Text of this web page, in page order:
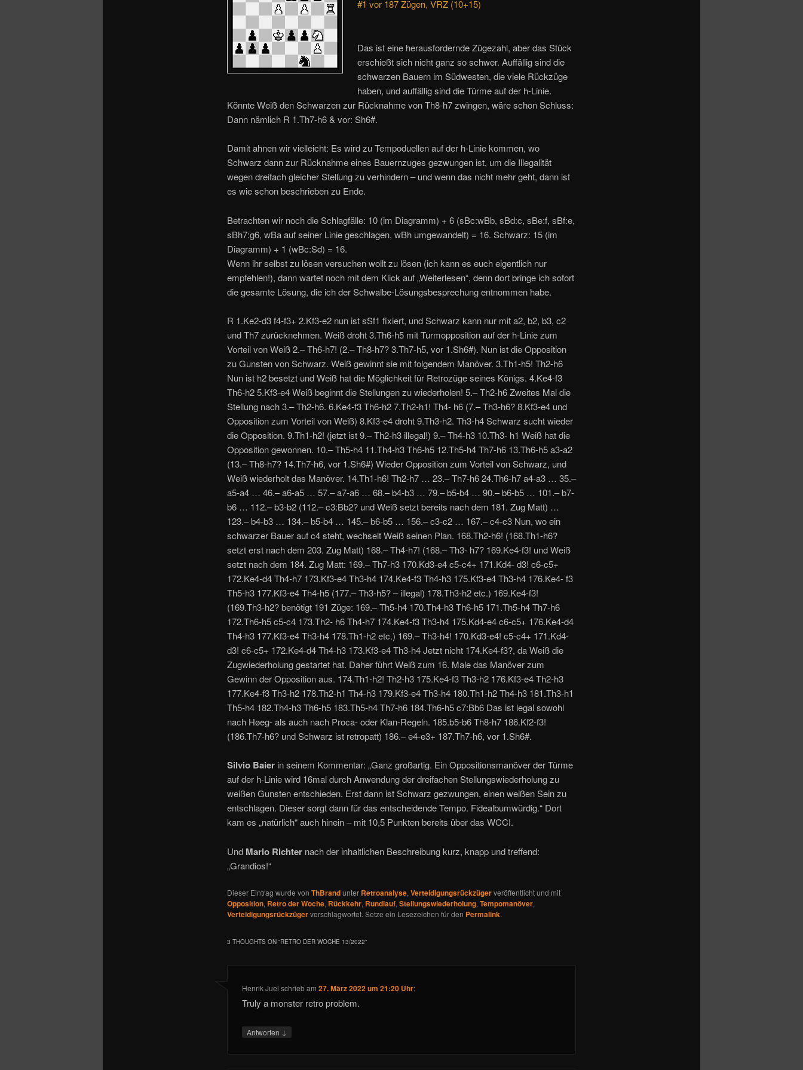
#1 vor 187 Zügen, VRZ (10+15)
Das ist eine herausfordernde Zügezahl, aber das Stück
erschießt sich nicht ganz so schwer. Auffällig sind die
schwarzen Bauern im Südwesten, die viele Rückzüge
haben, und auffällig sind die Türme auf der h-Linie.
Könnte Weiß den Schwarzen zur Rücknahme von Th8-h7 zwingen, wäre schon Schluss:
Dann nämlich R 1.Th7-h6 & vor: Sh6#.
Damit ahnen wir vielleicht: Es wird zu Tempoduellen auf der h-Linie kommen, wo
Schwarz dann zur Rücknahme eines Bauernzuges gezwungen ist, um die Illegalität
wegen dreifach gleicher Stellung zu verhindern – und wenn das nicht mehr geht, dann ist
es wie schon beschrieben zu Ende.
Betrachten wir noch die Schlagfälle: 10 (im Diagramm) + 6 (sBc:wBb, sBd:c, sBe:f, sBf:e,
sBh7:g6, wBa auf seiner Linie geschlagen, wBh umgewandelt) = 16. Schwarz: 15 (im
Diagramm) + 1 (wBc:Sd) = 16.
Wenn ihr selbst zu lösen versuchen wollt zu lösen (ich kann es euch eigentlich nur
empfehlen!), dann wartet noch mit dem Klick auf „Weiterlesen“, denn dort bringe ich sofort
die gesamte Lösung, die ich der Schwalbe-Lösungsbesprechung entnommen habe.
R 1.Ke2-d3 f4-f3+ 2.Kf3-e2 nun ist sSf1 fixiert, und Schwarz kann nur mit a2, b2, b3, c2
und Th7 zurücknehmen. Weiß droht 3.Th6-h5 mit Turmopposition auf der h-Linie zum
Vorteil von Weiß 2.– Th6-h7! (2.– Th8-h7? 3.Th7-h5, vor 1.Sh6#). Nun ist die Opposition
zu Gunsten von Schwarz. Weiß gewinnt sie mit folgendem Manöver. 3.Th1-h5! Th2-h6
Nun ist h2 besetzt und Weiß hat die Möglichkeit für Retrozüge seines Königs. 4.Ke4-f3
Th6-h2 5.Kf3-e4 Weiß beginnt die Stellungen zu wiederholen! 5.– Th2-h6 Zweites Mal die
Stellung nach 3.– Th2-h6. 6.Ke4-f3 Th6-h2 7.Th2-h1! Th4- h6 (7.– Th3-h6? 8.Kf3-e4 und
Opposition zum Vorteil von Weiß) 8.Kf3-e4 droht 9.Th3-h2. Th3-h4 Schwarz sucht wieder
die Opposition. 9.Th1-h2! (jetzt ist 9.– Th2-h3 illegal!) 9.– Th4-h3 10.Th3- h1 Weiß hat die
Opposition gewonnen. 10.– Th5-h4 11.Th4-h3 Th6-h5 12.Th5-h4 Th7-h6 13.Th6-h5 a3-a2
(13.– Th8-h7? 14.Th7-h6, vor 1.Sh6#) Wieder Opposition zum Vorteil von Schwarz, und
Weiß wiederholt das Manöver. 14.Th1-h6! Th2-h7 … 23.– Th7-h6 24.Th6-h7 a4-a3 … 35.–
a5-a4 … 46.– a6-a5 … 57.– a7-a6 … 68.– b4-b3 … 79.– b5-b4 … 90.– b6-b5 … 101.– b7-
b6 … 112.– b3-b2 (112.– c3:Bb2? und Weiß setzt bereits nach dem 181. Zug Matt) …
123.– b4-b3 … 134.– b5-b4 … 145.– b6-b5 … 156.– c3-c2 … 167.– c4-c3 Nun, wo ein
schwarzer Bauer auf c4 steht, wechselt Weiß seinen Plan. 168.Th2-h6! (168.Th1-h6?
setzt erst nach dem 203. Zug Matt) 168.– Th4-h7! (168.– Th3- h7? 169.Ke4-f3! und Weiß
setzt nach dem 184. Zug Matt: 169.– Th7-h3 170.Kd3-e4 c5-c4+ 171.Kd4- d3! c6-c5+
172.Ke4-d4 Th4-h7 173.Kf3-e4 Th3-h4 174.Ke4-f3 Th4-h3 175.Kf3-e4 Th3-h4 176.Ke4- f3
Th5-h3 177.Kf3-e4 Th4-h5 (177.– Th3-h5? – illegal) 178.Th3-h2 etc.) 169.Ke4-f3!
(169.Th3-h2? benötigt 191 Züge: 169.– Th5-h4 170.Th4-h3 Th6-h5 171.Th5-h4 Th7-h6
172.Th6-h5 c5-c4 173.Th2- h6 Th4-h7 174.Ke4-f3 Th3-h4 175.Kd4-e4 c6-c5+ 176.Ke4-d4
Th4-h3 177.Kf3-e4 Th3-h4 178.Th1-h2 etc.) 169.– Th3-h4! 170.Kd3-e4! c5-c4+ 171.Kd4-
d3! c6-c5+ 172.Ke4-d4 Th4-h3 173.Kf3-e4 Th3-h4 Jetzt nicht 174.Ke4-f3?, da Weiß die
Zugwiederholung gestartet hat. Daher führt Weiß zum 16. Male das Manöver zum
Gewinn der Opposition aus. 174.Th1-h2! Th2-h3 175.Ke4-f3 Th3-h2 176.Kf3-e4 Th2-h3
177.Ke4-f3 Th3-h2 178.Th2-h1 Th4-h3 179.Kf3-e4 Th3-h4 180.Th1-h2 Th4-h3 181.Th3-h1
Th5-h4 182.Th4-h3 Th6-h5 183.Th5-h4 Th7-h6 184.Th6-h5 c7:Bb6 Das ist legal sowohl
nach Høeg- als auch nach Proca- oder Klan-Regeln. 185.b5-b6 Th8-h7 186.Kf2-f3!
(186.Th7-h6? und Schwarz ist retropatt) 186.– e4-e3+ 187.Th7-h6, vor 1.Sh6#.
Silvio Baierin seinem Kommentar: „Ganz großartig. Ein Oppositionsmanöver der Türme
auf der h-Linie wird 16mal durch Anwendung der dreifachen Stellungswiederholung zu
weißen Gunsten entschieden. Erst dann ist Schwarz gezwungen, einen weißen Sein zu
entschlagen. Dieser sorgt dann für das entscheidende Tempo. Fidealbumwürdig.“ Dort
kam es „natürlich“ auch hinein – mit 10,5 Punkten bereits über das WCCI.
Und Mario Richternach der inhaltlichen Beschreibung kurz, knapp und treffend:
„Grandios!“
Dieser Eintrag wurde von ThBrandunter Retroanalyse, Verteidigungsrückzügerveröffentlicht und mit
Opposition, Retro der Woche, Rückkehr, Rundlauf, Stellungswiederholung, Tempomanöver,
Verteidigungsrückzügerverschlagwortet. Setze ein Lesezeichen für den Permalink.
3 THOUGHTS ON “RETRO DER WOCHE 13/2022”
Henrik Juel schriebam27. März 2022 um 21:20 Uhr:
Truly a monster retro problem.
Antworten ↓